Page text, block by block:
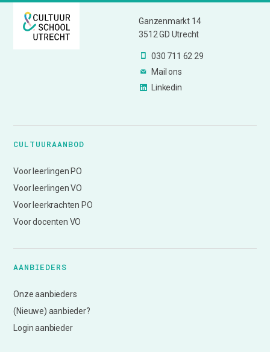
Ganzenmarkt 14
3512 GD Utrecht
030 711 62 29
Mail ons
Linkedin
CULTUURAANBOD
Voor leerlingen PO
Voor leerlingen VO
Voor leerkrachten PO
Voor docenten VO
AANBIEDERS
Onze aanbieders
(Nieuwe) aanbieder?
Login aanbieder